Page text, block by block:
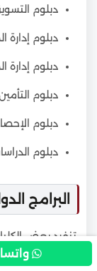
دبلوم
دبلوم إدارة
دبلوم إدارة
دبلوم
دبلوم
دبلوم
البرامج
تنفرد بعض
جامعات أجنبية